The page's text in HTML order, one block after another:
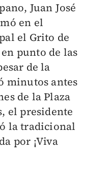
Juan José
en el
el Grito de
punto de las
de la
minutos antes
de la Plaza
el presidente
la tradicional
por ¡Viva